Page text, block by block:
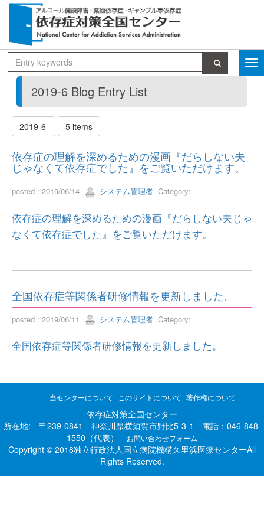
2019-6 Blog Entry List
2019-6 5 items
依存症の理解を深めるための漫画『だらしない夫
じゃなくて依存症でした』をご覧いただけます。
posted : 2019/06/14 システム管理者 Category:
依存症の理解を深めるための漫画『だらしない夫じゃ
なくて依存症でした』をご覧いただけます。
全国依存症等関係者研修情報を更新しました。
posted : 2019/06/11 システム管理者 Category:
全国依存症等関係者研修情報を更新しました。
当センターについて このサイトについて 著作権について
依存症対策全国センター
所在地: 〒239-0841 神奈川県横須賀市野比5-3-1 電話：046-848-
1550（代表）
お問い合わせフォーム
Copyright © 2018独立行政法人国立病院機構久里浜医療センターAll
Rights Reserved.